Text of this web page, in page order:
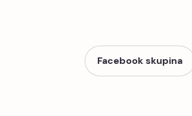
Facebook skupina